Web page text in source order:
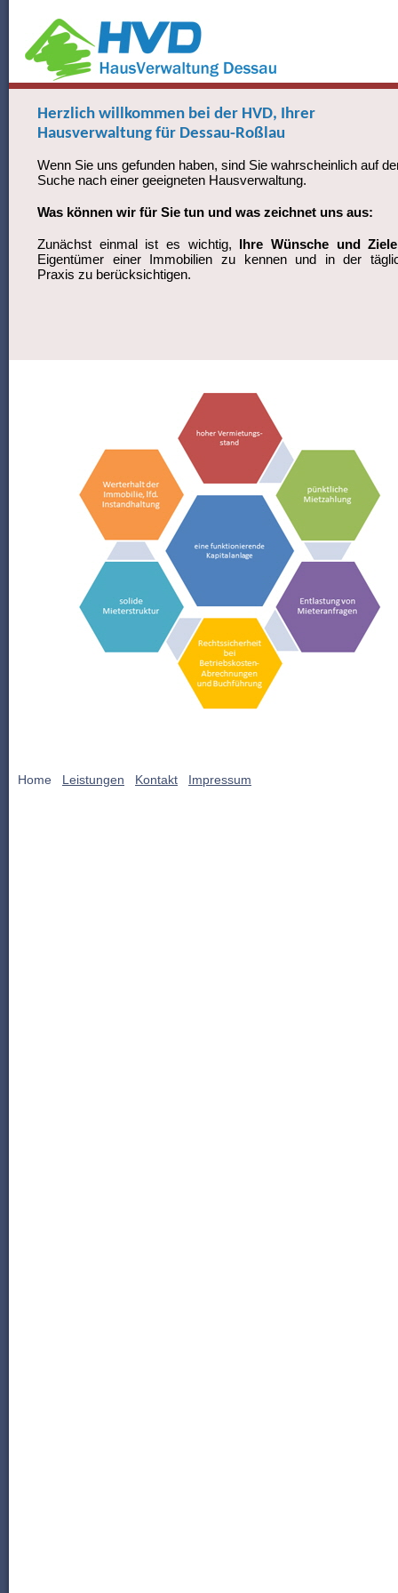
Herzlich willkommen bei der HVD, Ihrer
Hausverwaltung für Dessau-Roßlau
Wenn Sie uns gefunden haben, sind Sie wahrscheinlich auf
Suche nach einer geeigneten Hausverwaltung.
Was können wir für Sie tun und was zeichnet uns aus:
Zunächst einmal ist es wichtig, Ihre Wünsche und Ziele
Eigentümer einer Immobilien zu kennen und in der
Praxis zu berücksichtigen.
Home Leistungen Kontakt Impressum